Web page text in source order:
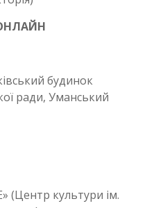
ОНЛАЙН
будинок
ради, Уманський
(Центр культури ім.